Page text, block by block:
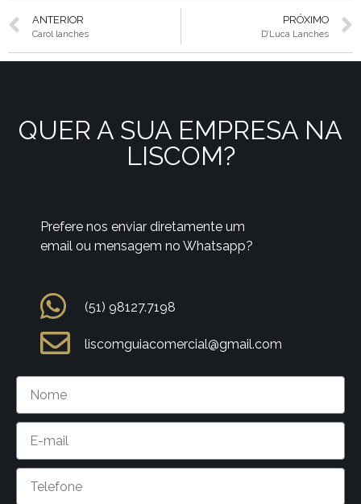
ANTERIOR
Carol lanches
PRÓXIMO
D’Luca Lanches
QUER A SUA EMPRESA NA
LISCOM?
Prefere nos enviar diretamente um
email ou mensagem no Whatsapp?
(51) 98127.7198
liscomguiacomercial@gmail.com